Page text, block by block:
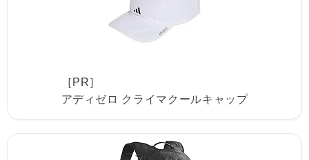
［PR］
アディゼロ クライマクールキャップ